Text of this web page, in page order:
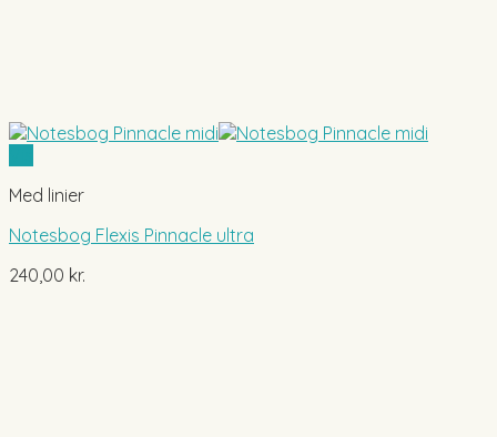
Med linier
Notesbog Flexis Pinnacle ultra
240,00 kr.